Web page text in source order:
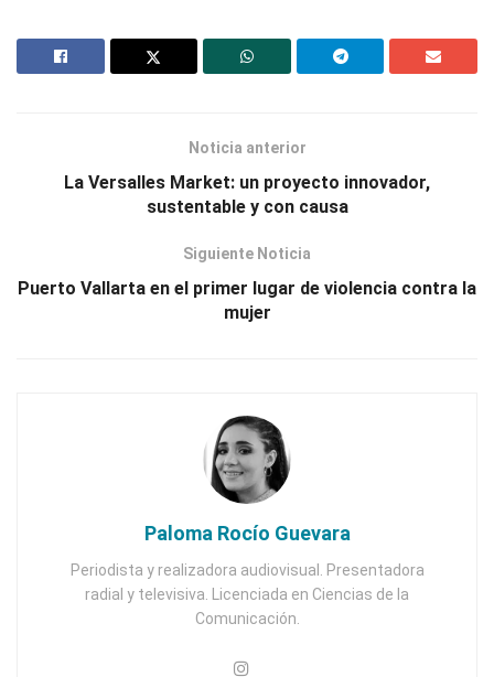
Noticia anterior
La Versalles Market: un proyecto innovador,
sustentable y con causa
Siguiente Noticia
Puerto Vallarta en el primer lugar de violencia contra la
mujer
Paloma Rocío Guevara
Periodista y realizadora audiovisual. Presentadora
radial y televisiva. Licenciada en Ciencias de la
Comunicación.